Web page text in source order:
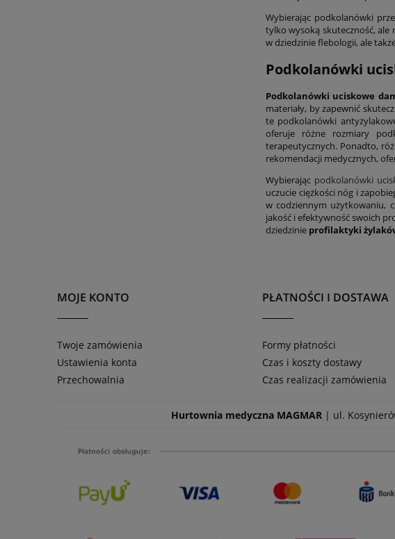
Wybierając podkolanówki
tylko wysoką skuteczność, ale
w dziedzinie flebologii, ale
Podkolanówki
Podkolanówki uciskowe
materiały, by zapewnić
te podkolanówki
oferuje różne rozmiary
terapeutycznych. Ponadto,
rekomendacji medycznych,
Wybierając podkolanówki
uczucie ciężkości nóg i
w codziennym użytkowaniu,
jakość i efektywność swoich
dziedzinie profilaktyki
MOJE KONTO
Twoje zamówienia
Ustawienia konta
Przechowalnia
PŁATNOŚCI I DOSTAWA
Formy płatności
Czas i koszty dostawy
Czas realizacji zamówienia
Hurtownia medyczna MAGMAR | ul.